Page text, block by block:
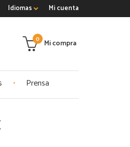
Mi cuenta
Idiomas
Mi compra
0
Prensa